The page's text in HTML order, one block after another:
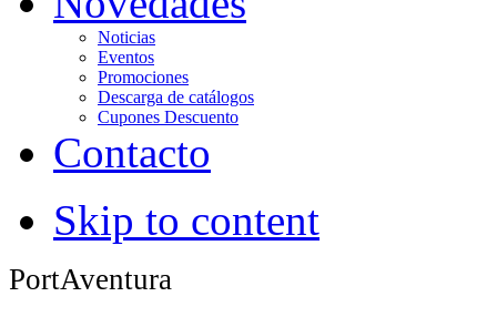
Noticias
Eventos
Promociones
Descarga de catálogos
Cupones Descuento
Contacto
Skip to content
PortAventura